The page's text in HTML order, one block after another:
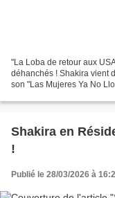
"La Loba de retour aux
déhanchés ! Shakira vient
son "Las Mujeres Ya No
Shakira en
!
Publié le 28/03/2026 à